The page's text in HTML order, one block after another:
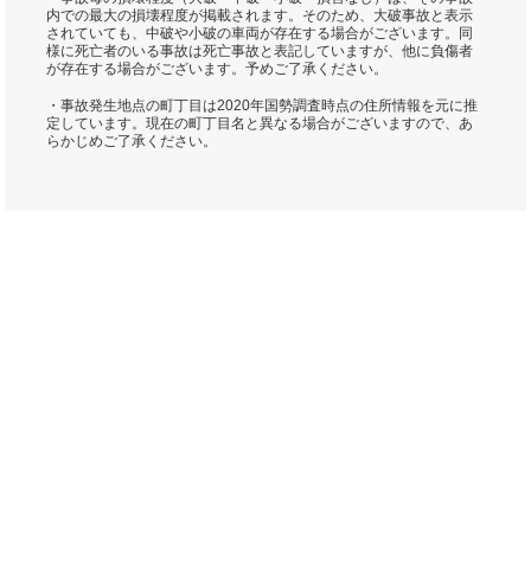
内での最大の損壊程度が掲載されます。そのため、大破事故と表示
されていても、中破や小破の車両が存在する場合がございます。同
様に死亡者のいる事故は死亡事故と表記していますが、他に負傷者
が存在する場合がございます。予めご了承ください。
・事故発生地点の町丁目は2020年国勢調査時点の住所情報を元に推
定しています。現在の町丁目名と異なる場合がございますので、あ
らかじめご了承ください。